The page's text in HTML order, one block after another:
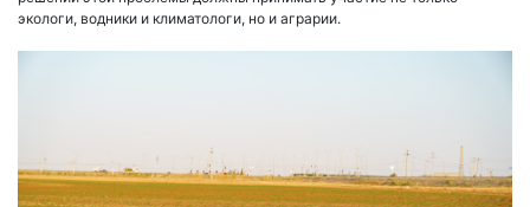
экологи, водники и климатологи, но и аграрии.